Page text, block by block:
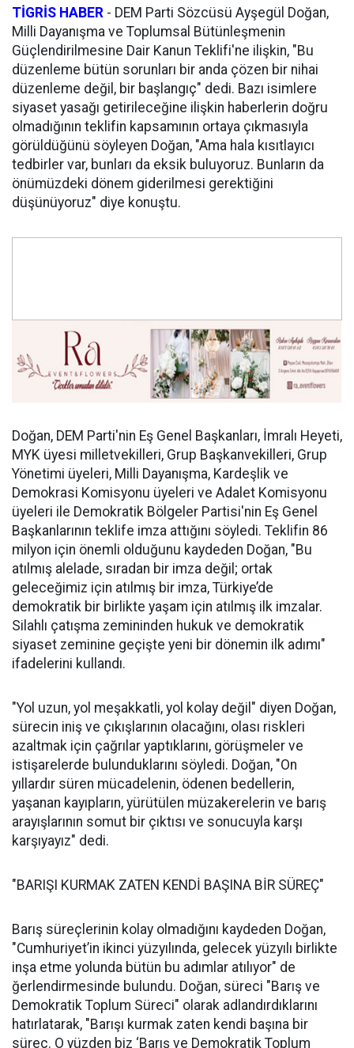
TİGRİS HABER - DEM Parti Sözcüsü Ayşegül Doğan,
Milli Dayanışma ve Toplumsal Bütünleşmenin
Güçlendirilmesine Dair Kanun Teklifi'ne ilişkin, "Bu
düzenleme bütün sorunları bir anda çözen bir nihai
düzenleme değil, bir başlangıç" dedi. Bazı isimlere
siyaset yasağı getirileceğine ilişkin haberlerin doğru
olmadığının teklifin kapsamının ortaya çıkmasıyla
görüldüğünü söyleyen Doğan, "Ama hala kısıtlayıcı
tedbirler var, bunları da eksik buluyoruz. Bunların da
önümüzdeki dönem giderilmesi gerektiğini
düşünüyoruz" diye konuştu.
Doğan, DEM Parti'nin Eş Genel Başkanları, İmralı Heyeti,
MYK üyesi milletvekilleri, Grup Başkanvekilleri, Grup
Yönetimi üyeleri, Milli Dayanışma, Kardeşlik ve
Demokrasi Komisyonu üyeleri ve Adalet Komisyonu
üyeleri ile Demokratik Bölgeler Partisi'nin Eş Genel
Başkanlarının teklife imza attığını söyledi. Teklifin 86
milyon için önemli olduğunu kaydeden Doğan, "Bu
atılmış alelade, sıradan bir imza değil; ortak
geleceğimiz için atılmış bir imza, Türkiye’de
demokratik bir birlikte yaşam için atılmış ilk imzalar.
Silahlı çatışma zemininden hukuk ve demokratik
siyaset zeminine geçişte yeni bir dönemin ilk adımı"
ifadelerini kullandı.
"Yol uzun, yol meşakkatli, yol kolay değil" diyen Doğan,
sürecin iniş ve çıkışlarının olacağını, olası riskleri
azaltmak için çağrılar yaptıklarını, görüşmeler ve
istişarelerde bulunduklarını söyledi. Doğan, "On
yıllardır süren mücadelenin, ödenen bedellerin,
yaşanan kayıpların, yürütülen müzakerelerin ve barış
arayışlarının somut bir çıktısı ve sonucuyla karşı
karşıyayız" dedi.
"BARIŞI KURMAK ZATEN KENDİ BAŞINA BİR SÜREÇ"
Barış süreçlerinin kolay olmadığını kaydeden Doğan,
"Cumhuriyet’in ikinci yüzyılında, gelecek yüzyılı birlikte
inşa etme yolunda bütün bu adımlar atılıyor" de
ğerlendirmesinde bulundu. Doğan, süreci "Barış ve
Demokratik Toplum Süreci" olarak adlandırdıklarını
hatırlatarak, "Barışı kurmak zaten kendi başına bir
süreç. O yüzden biz ‘Barış ve Demokratik Toplum